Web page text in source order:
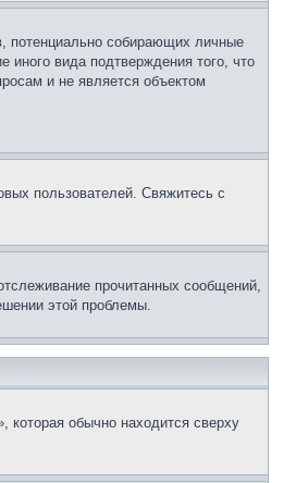
потенциально собирающих личные
иного вида подтверждения того, что
и не является объектом
пользователей. Свяжитесь с
прочитанных сообщений,
этой проблемы.
которая обычно находится сверху